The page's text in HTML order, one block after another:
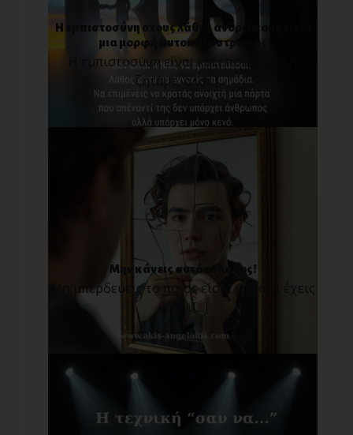
Η εμπιστοσύνη στους λάθος ανθρώπους είναι
μια μορφή αυτοκαταστροφής
Η εμπιστοσύνη είναι κάτι που όλοι τη
ζητάμε, όλοι [...]
Μην κάνεις αυτό το λάθος!
Μη μπερδεύεις το ποιος είσαι με το τι έχεις
κάνει.[...]